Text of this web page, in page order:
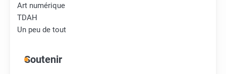
Art numérique
TDAH
Un peu de tout
Soutenir